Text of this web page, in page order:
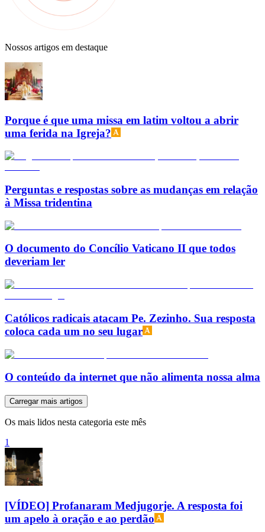
Nossos artigos em destaque
Porque é que uma missa em latim voltou a abrir
uma ferida na Igreja?
Perguntas e respostas sobre as mudanças em relação
à Missa tridentina
O documento do Concílio Vaticano II que todos
deveriam ler
Católicos radicais atacam Pe. Zezinho. Sua resposta
coloca cada um no seu lugar
O conteúdo da internet que não alimenta nossa alma
Carregar mais artigos
Os mais lidos nesta categoria este mês
1
[VÍDEO] Profanaram Medjugorje. A resposta foi
um apelo à oração e ao perdão